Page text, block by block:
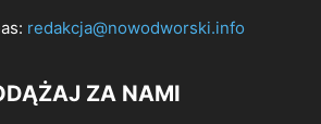
redakcja@nowodworski.info
ZA NAMI